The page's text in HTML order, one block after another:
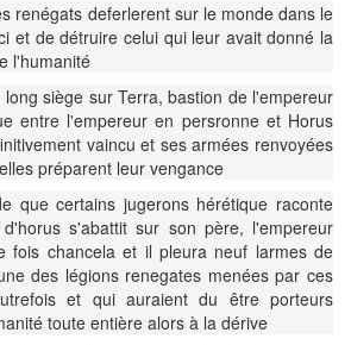
renégats deferlerent sur le monde dans le
et de détruire celui qui leur avait donné la
l'humanité
siège sur Terra, bastion de l'empereur
entre l'empereur en persronne et Horus
vaincu et ses armées renvoyées
préparent leur vengance
que certains jugerons hérétique raconte
s'abattit sur son père, l'empereur
fois chancela et il pleura neuf larmes de
des légions renegates menées par ces
et qui auraient du être porteurs
toute entière alors à la dérive